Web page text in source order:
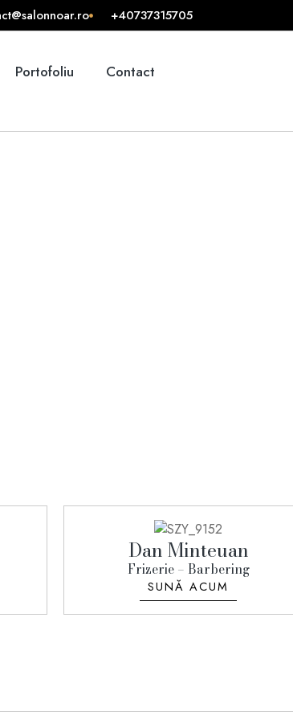
+40737315705
Portofoliu Contact
Dan Minteuan
Frizerie – Barbering
SUNĂ ACUM